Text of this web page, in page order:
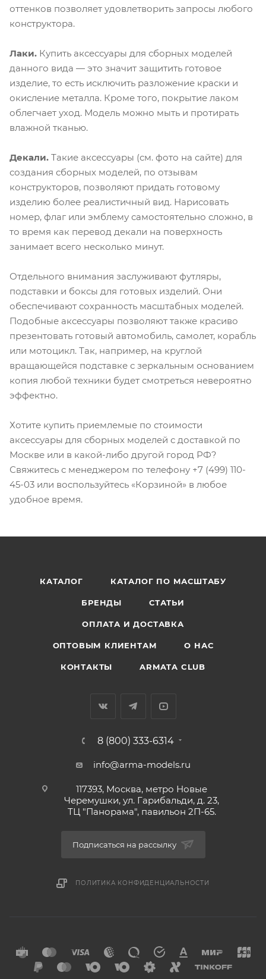
оттенков позволяет удовлетворить запросы любого
конструктора.
Лаки. Купить аксессуары для сборных моделей
данного вида — это значит защитить готовое
изделие, то есть исключить разложение краски и
окисление металла. Кроме того, покрытие лаком
облегчает уход. Модель можно мыть и протирать
влажной тканью.
Декали. Такие аксессуары (см. фото на сайте) для
создания сборных моделей, по отзывам
конструкторов, позволяют придать готовому
изделию более реалистичный вид. Нарисовать
номер, флаг или эмблему самостоятельно сложно, в
то время как перевод декали на поверхность
занимает всего несколько минут.
Отдельного внимания заслуживают футляры,
подставки и боксы для готовых изделий. Они
обеспечивают сохранность масштабных моделей.
Подобные аксессуары позволяют также красиво
презентовать готовый автомобиль, самолет, корабль
или мотоцикл. Так, например, на круглой
вращающейся подставке с зеркальным основанием
копия любой техники будет смотреться невероятно
эффектно.
Хотите купить приемлемые по стоимости
аксессуары для сборных моделей с доставкой по
Москве или в какой-либо другой город РФ?
Свяжитесь с менеджером по телефону +7 (499) 110-
45-03 или воспользуйтесь «Корзиной» в любое
удобное время.
КАТАЛОГ КАТАЛОГ ПО МАСШТАБУ
БРЕНДЫ СТАТЬИ
ОПЛАТА И ДОСТАВКА
ОПТОВЫМ КЛИЕНТАМ О НАС
КОНТАКТЫ ARMATA CLUB
8 (800) 333-6314
info@arma-models.ru
117393, Москва, метро Новые
Черемушки, ул. Гарибальди, д. 23,
ТЦ "Панорама", павильон 2П-65.
Подписаться на рассылку
ПОЛИТИКА КОНФИДЕНЦИАЛЬНОСТИ